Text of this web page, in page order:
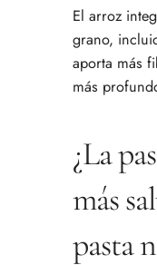
El arroz
grano,
aporta más
más
¿La
más
pasta